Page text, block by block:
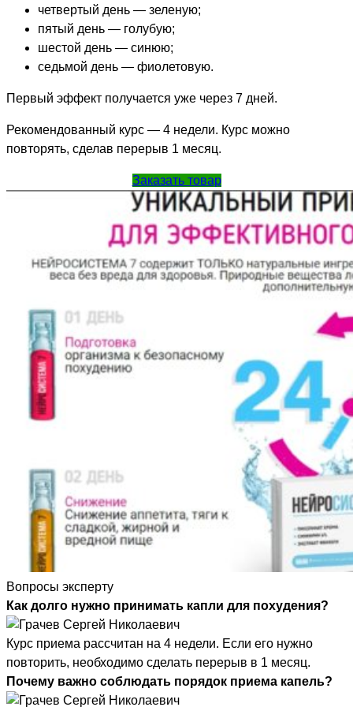
четвертый день — зеленую;
пятый день — голубую;
шестой день — синюю;
седьмой день — фиолетовую.
Первый эффект получается уже через 7 дней.
Рекомендованный курс — 4 недели. Курс можно
повторять, сделав перерыв 1 месяц.
Заказать товар
Вопросы эксперту
Как долго нужно принимать капли для похудения?
Курс приема рассчитан на 4 недели. Если его нужно
повторить, необходимо сделать перерыв в 1 месяц.
Почему важно соблюдать порядок приема капель?